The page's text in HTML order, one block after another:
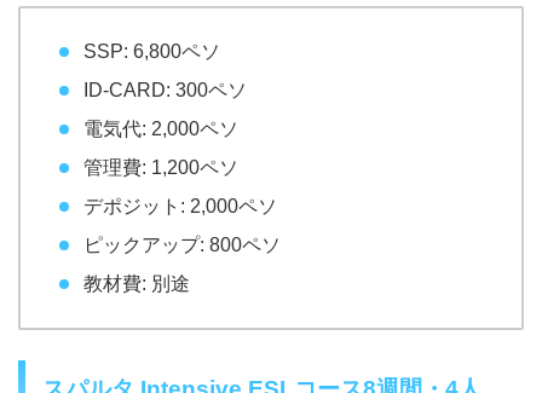
SSP: 6,800ペソ
ID-CARD: 300ペソ
電気代: 2,000ペソ
管理費: 1,200ペソ
デポジット: 2,000ペソ
ピックアップ: 800ペソ
教材費: 別途